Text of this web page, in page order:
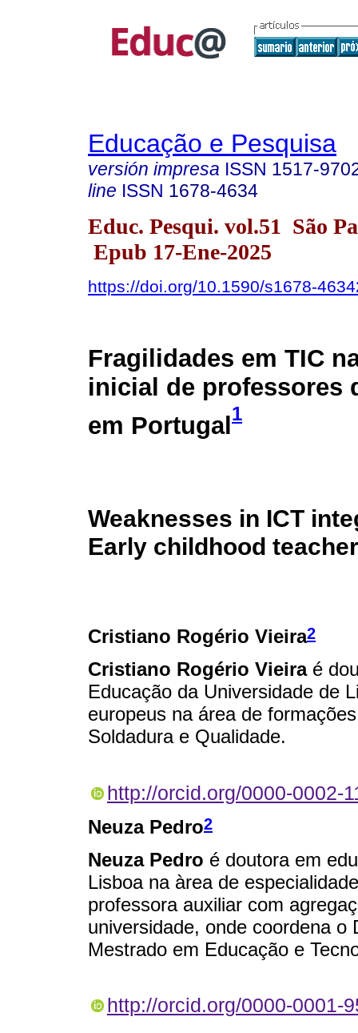
Educação e Pesquisa
versión impresa ISSN 1517-
line ISSN 1678-4634
Educ. Pesqui. vol.51 São
Epub 17-Ene-2025
https://doi.org/10.1590/s1678-
Fragilidades em TIC
inicial de professores
em Portugal 1
Weaknesses in ICT
Early childhood
Cristiano Rogério Vieira2
Cristiano Rogério Vieiraé
Educação da Universidade de
europeus na área de
Soldadura e Qualidade.
http://orcid.org/0000-0002-
Neuza Pedro2
Neuza Pedro é doutora em
Lisboa na àrea de
professora auxiliar com
universidade, onde coordena
Mestrado em Educação e
http://orcid.org/0000-0001-